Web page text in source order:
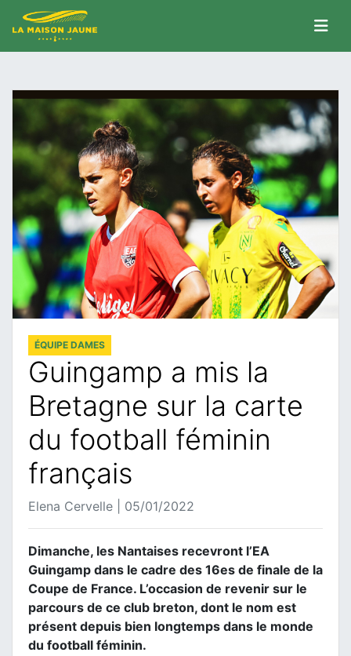
ÉQUIPE DAMES
Guingamp a mis la
Bretagne sur la carte
du football féminin
français
Elena Cervelle | 05/01/2022
Dimanche, les Nantaises recevront l’EA
Guingamp dans le cadre des 16es de finale de la
Coupe de France. L’occasion de revenir sur le
parcours de ce club breton, dont le nom est
présent depuis bien longtemps dans le monde
du football féminin.